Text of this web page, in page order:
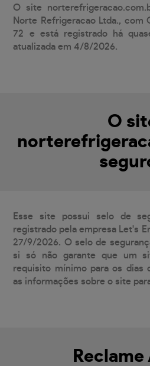
O site
Norte Refrigeracao Ltda., com
72 e está registrado há
atualizada em 4/8/2026.
O
Esse site possui selo de
registrado pela empresa Let's
27/9/2026. O selo de
si só não garante que um
requisito mínimo para os dias
as informações sobre o site
Reclame